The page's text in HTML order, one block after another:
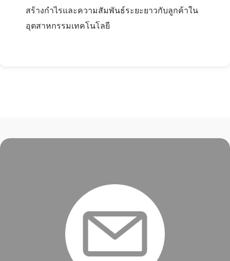
สร้างกำไรและความสัมพันธ์ระยะยาวกับลูกค้าใน
อุตสาหกรรมเทคโนโลยี